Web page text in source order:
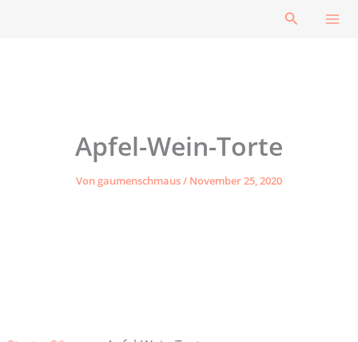
Suchen
Apfel-Wein-Torte
Vongaumenschmaus/ November 25, 2020